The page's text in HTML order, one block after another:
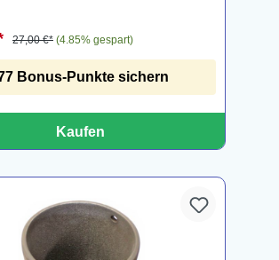
27,00 €* (4.85% gespart)
Bonus-Punkte sichern
Kaufen